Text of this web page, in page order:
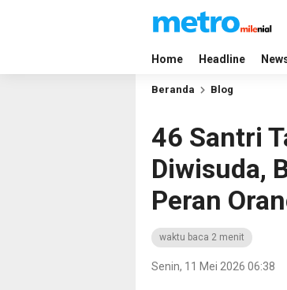
Home Headline
Beranda Blog
46 Santri
Diwisuda,
Peran
waktu baca 2 menit
Senin, 11 Mei 2026 06:38